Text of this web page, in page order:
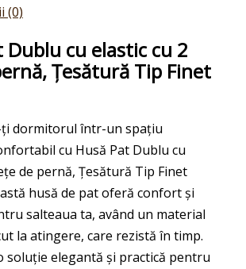
(0)
Dublu cu elastic cu 2
Țesătură Tip Finet
dormitorul într-un spațiu
cu Husă Pat Dublu cu
de pernă, Țesătură Tip Finet
husă de pat oferă confort și
salteaua ta, având un material
la atingere, care rezistă în timp.
soluție elegantă și practică pentru